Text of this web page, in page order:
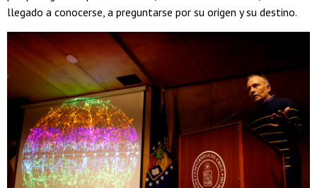
llegado a conocerse, a preguntarse por su origen y su destino.